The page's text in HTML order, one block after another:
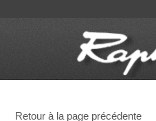
Retour à la page précédente